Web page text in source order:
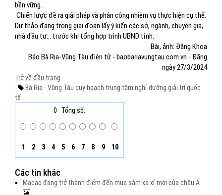
bền vững.
Chiến lược đề ra giải pháp và phân công nhiệm vụ thực hiện cụ thể.
Dự thảo đang trong giai đoạn lấy ý kiến các sở, ngành, chuyên gia,
nhà đầu tư... trước khi tổng hợp trình UBND tỉnh.
Bài, ảnh: Đăng Khoa
Báo Bà Rịa-Vũng Tàu điện tử - baobariavungtau.com.vn - Đăng
ngày 27/3/2024
Trở về đầu trang
Bà Rịa - Vũng Tàu quy hoạch trung tâm nghỉ dưỡng giải trí quốc
tế
0
Tổng số:
1 2 3 4 5 6 7 8 9 10
Các tin khác
Macao đang trở thành điểm đến mua sắm xa xỉ mới của châu Á